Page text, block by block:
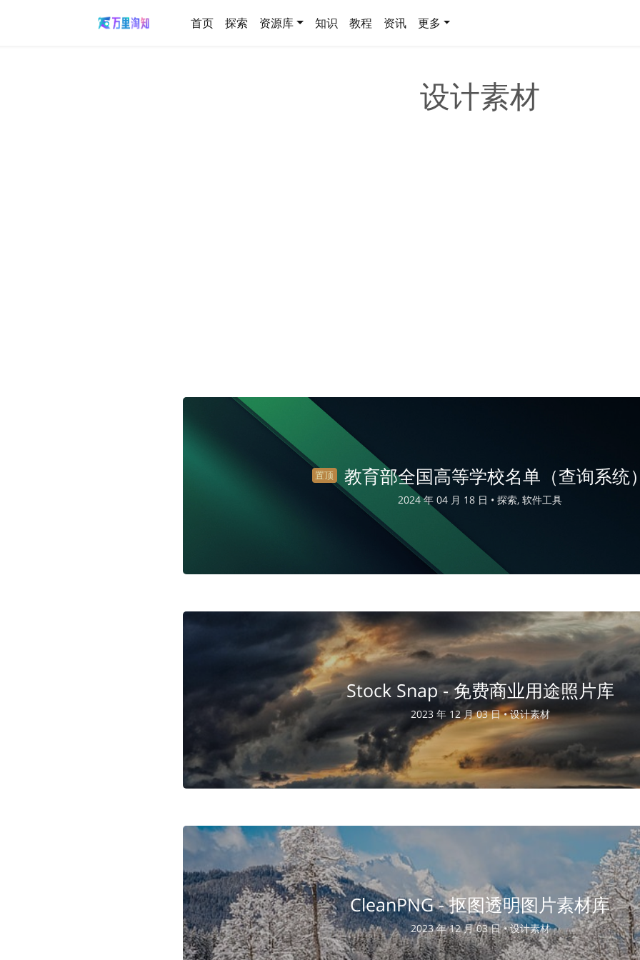
首页 探索 资源库 知识 教程 资讯 更多
设计素材
置顶 教育部全国高等学校名单（查询系统
2024 年 04 月 18 日 • 探索, 软件工具
Stock Snap - 免费商业用途照片库
2023 年 12 月 03 日 •设计素材
CleanPNG - 抠图透明图片素材库
2023 年 12 月 03 日 •设计素材